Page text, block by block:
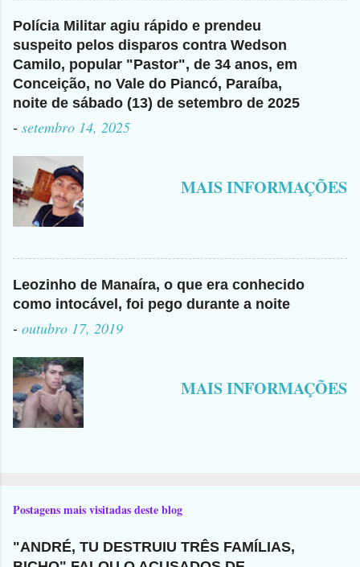
Polícia Militar agiu rápido e prendeu
suspeito pelos disparos contra Wedson
Camilo, popular "Pastor", de 34 anos, em
Conceição, no Vale do Piancó, Paraíba,
noite de sábado (13) de setembro de 2025
- setembro 14, 2025
MAIS INFORMAÇÕES
Leozinho de Manaíra, o que era conhecido
como intocável, foi pego durante a noite
- outubro 17, 2019
MAIS INFORMAÇÕES
Postagens mais visitadas deste blog
"ANDRÉ, TU DESTRUIU TRÊS FAMÍLIAS,